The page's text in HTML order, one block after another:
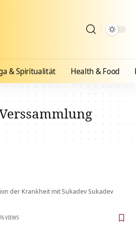
& Spiritualität Health & Food
der Krankheit mit Sukadev Sukadev
VIEWS